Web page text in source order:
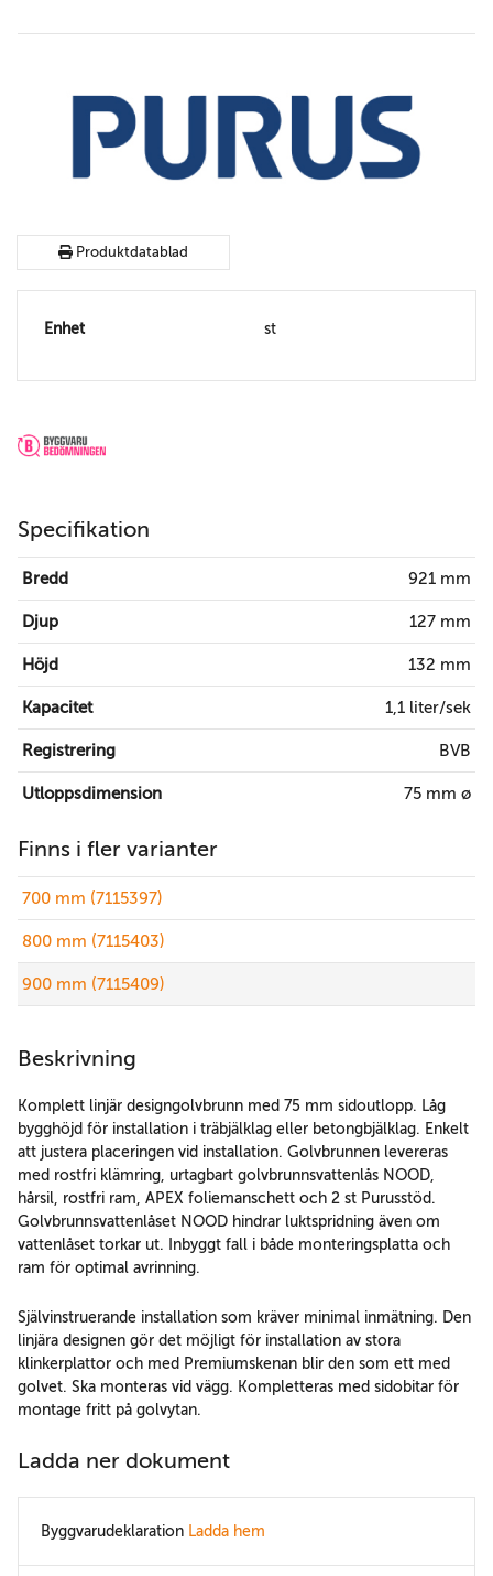
Produktdatablad
Enhet st
Specifikation
Bredd 921 mm
Djup 127 mm
Höjd 132 mm
Kapacitet 1,1 liter/sek
Registrering BVB
Utloppsdimension 75 mm ø
Finns i fler varianter
700 mm (7115397)
800 mm (7115403)
900 mm (7115409)
Beskrivning
Komplett linjär designgolvbrunn med 75 mm sidoutlopp. Låg
bygghöjd för installation i träbjälklag eller betongbjälklag. Enkelt
att justera placeringen vid installation. Golvbrunnen levereras
med rostfri klämring, urtagbart golvbrunnsvattenlås NOOD,
hårsil, rostfri ram, APEX foliemanschett och 2 st Purusstöd.
Golvbrunnsvattenlåset NOOD hindrar luktspridning även om
vattenlåset torkar ut. Inbyggt fall i både monteringsplatta och
ram för optimal avrinning.
Självinstruerande installation som kräver minimal inmätning. Den
linjära designen gör det möjligt för installation av stora
klinkerplattor och med Premiumskenan blir den som ett med
golvet. Ska monteras vid vägg. Kompletteras med sidobitar för
montage fritt på golvytan.
Ladda ner dokument
Byggvarudeklaration Ladda hem